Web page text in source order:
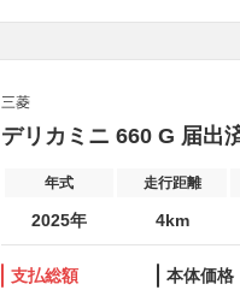
三菱
デリカミニ 660 G 届出
年式 走行距離
2025年 4km
支払総額 本体価格